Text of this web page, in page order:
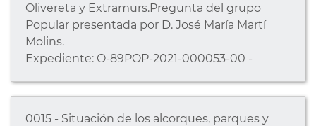
Olivereta y Extramurs.Pregunta del grupo
Popular presentada por D. José María Martí
Molins.
Expediente: O-89POP-2021-000053-00 -
0015 - Situación de los alcorques, parques y